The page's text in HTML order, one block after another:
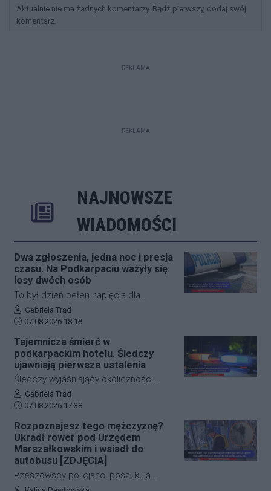
Aktualnie nie ma żadnych komentarzy. Bądź pierwszy, dodaj swój
komentarz.
REKLAMA
REKLAMA
NAJNOWSZE
WIADOMOŚCI
Dwa zgłoszenia, jedna noc i presja
czasu. Na Podkarpaciu ważyły się
losy dwóch osób
To był dzień pełen napięcia dla
funkcjonariuszy z powiatu niżańskiego.
W ciągu zaledwie kilkunastu godzin
służby ratunkowe musiały
przeprowadzić dwie niezależne,
intensywne akcje poszukiwawcze. W
obu przypadkach chodziło o ludzkie
życie, a kluczową rolę odegrał czas.
Dzięki błyskawicznej mobilizacji policji,
nowoczesnej technologii, obie historie
zakończyły się szczęśliwie.
Autor artykułu:
Gabriela Trąd
Data dodania artykułu:
07.08.2026 18:18
Tajemnicza śmierć w
podkarpackim hotelu. Śledczy
ujawniają pierwsze ustalenia
Śledczy wyjaśniający okoliczności
tragicznego zdarzenia na terenie
jednego z sanockich hoteli dysponują
sądowych. Z przeprowadzonej sekcji
zwłok 37-letniego mężczyzny wynika,
że na tym etapie postępowania nic nie
wskazuje na udział osób trzecich.
Autor artykułu:
Gabriela Trąd
Data dodania artykułu:
07.08.2026 17:38
Rozpoznajesz tego mężczyznę?
Ukradł rower pod Urzędem
Marszałkowskim i wsiadł do
autobusu [ZDJĘCIA]
Rzeszowscy policjanci poszukują
sprawcy kradzieży roweru marki Kross
Autor artykułu: